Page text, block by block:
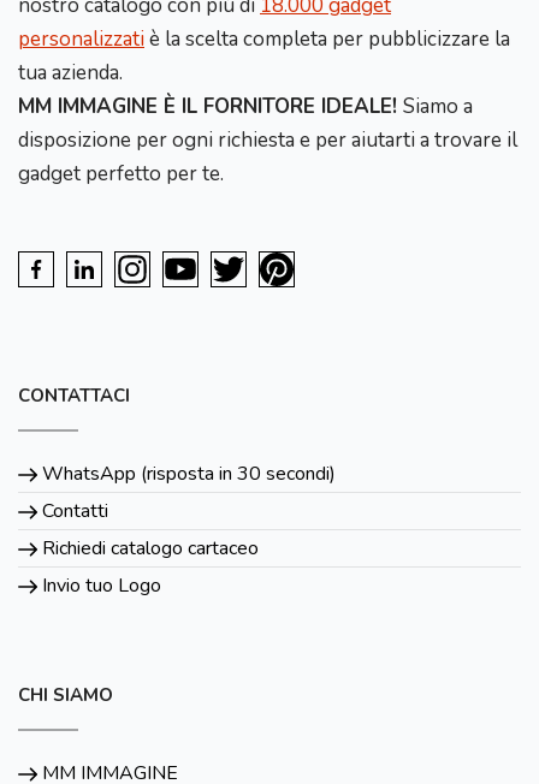
personalizzatiè la scelta completa per pubblicizzare la
tua azienda.
MM IMMAGINE È IL FORNITORE IDEALE! Siamo a
disposizione per ogni richiesta e per aiutarti a trovare il
gadget perfetto per te.
CONTATTACI
WhatsApp (risposta in 30 secondi)
Contatti
Richiedi catalogo cartaceo
Invio tuo Logo
CHI SIAMO
MM IMMAGINE